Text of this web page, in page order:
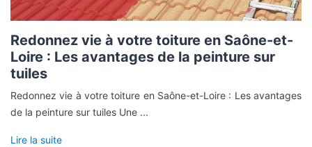
Redonnez vie à votre toiture en Saône-et-
Loire : Les avantages de la peinture sur
tuiles
Redonnez vie à votre toiture en Saône-et-Loire : Les avantages
de la peinture sur tuiles Une ...
Lire la suite